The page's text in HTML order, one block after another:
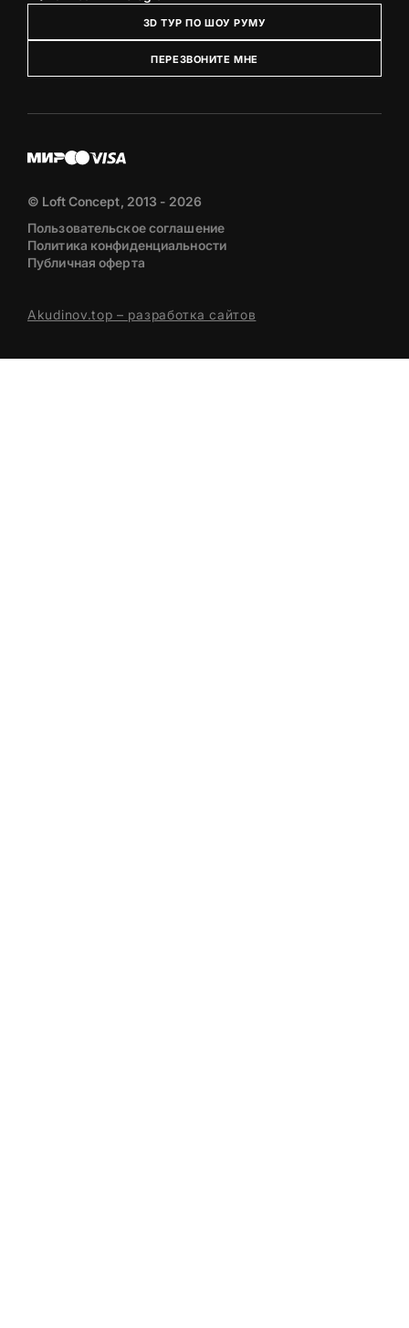
3D ТУР ПО ШОУ РУМУ
ПЕРЕЗВОНИТЕ МНЕ
© Loft Concept, 2013 - 2026
Пользовательское соглашение
Политика конфиденциальности
Публичная оферта
Akudinov.top – разработка сайтов